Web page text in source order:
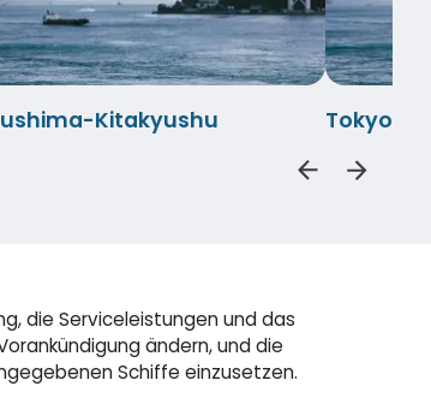
Kitakyushu Tokyo-
die Serviceleistungen und das
ändern, und die
Schiffe einzusetzen.